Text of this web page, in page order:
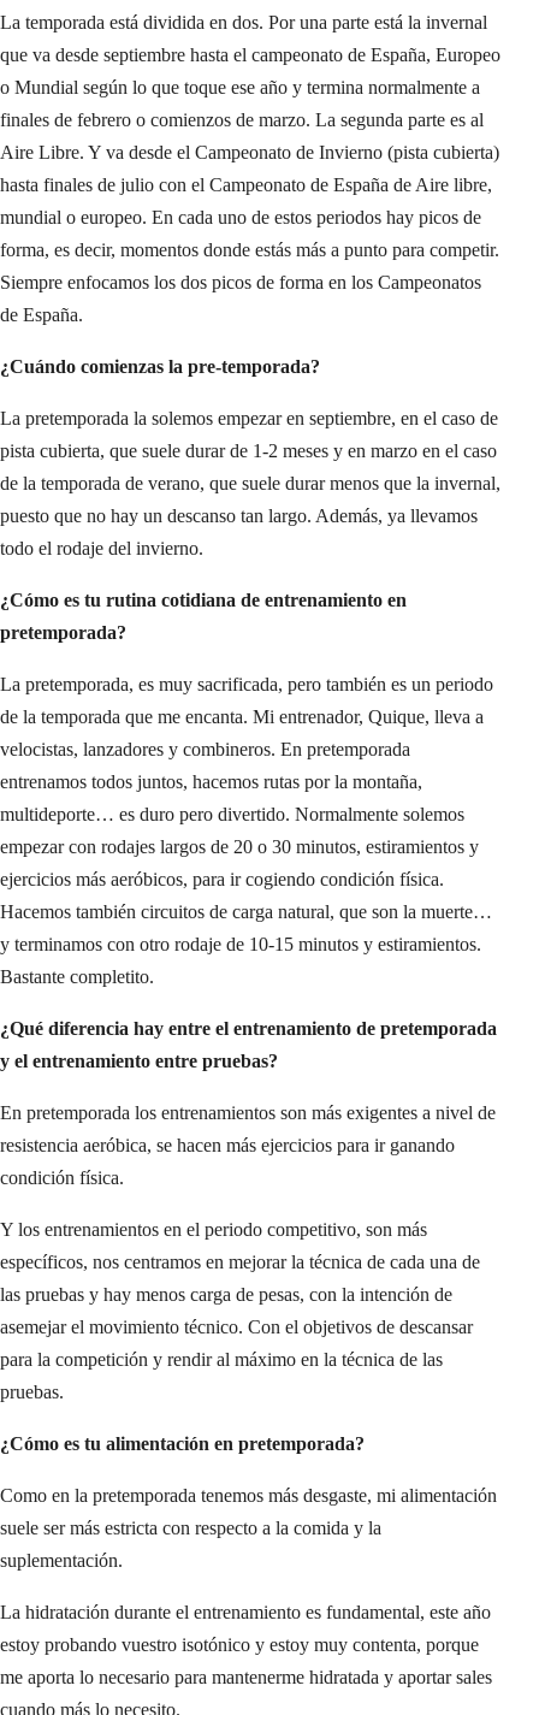
La temporada está dividida en dos. Por una parte está la invernal
que va desde septiembre hasta el campeonato de España, Europeo
o Mundial según lo que toque ese año y termina normalmente a
finales de febrero o comienzos de marzo. La segunda parte es al
Aire Libre. Y va desde el Campeonato de Invierno (pista cubierta)
hasta finales de julio con el Campeonato de España de Aire libre,
mundial o europeo. En cada uno de estos periodos hay picos de
forma, es decir, momentos donde estás más a punto para competir.
Siempre enfocamos los dos picos de forma en los Campeonatos
de España.
¿Cuándo comienzas la pre-temporada?
La pretemporada la solemos empezar en septiembre, en el caso de
pista cubierta, que suele durar de 1-2 meses y en marzo en el caso
de la temporada de verano, que suele durar menos que la invernal,
puesto que no hay un descanso tan largo. Además, ya llevamos
todo el rodaje del invierno.
¿Cómo es tu rutina cotidiana de entrenamiento en
pretemporada?
La pretemporada, es muy sacrificada, pero también es un periodo
de la temporada que me encanta. Mi entrenador, Quique, lleva a
velocistas, lanzadores y combineros. En pretemporada
entrenamos todos juntos, hacemos rutas por la montaña,
multideporte… es duro pero divertido. Normalmente solemos
empezar con rodajes largos de 20 o 30 minutos, estiramientos y
ejercicios más aeróbicos, para ir cogiendo condición física.
Hacemos también circuitos de carga natural, que son la muerte…
y terminamos con otro rodaje de 10-15 minutos y estiramientos.
Bastante completito.
¿Qué diferencia hay entre el entrenamiento de pretemporada
y el entrenamiento entre pruebas?
En pretemporada los entrenamientos son más exigentes a nivel de
resistencia aeróbica, se hacen más ejercicios para ir ganando
condición física.
Y los entrenamientos en el periodo competitivo, son más
específicos, nos centramos en mejorar la técnica de cada una de
las pruebas y hay menos carga de pesas, con la intención de
asemejar el movimiento técnico. Con el objetivos de descansar
para la competición y rendir al máximo en la técnica de las
pruebas.
¿Cómo es tu alimentación en pretemporada?
Como en la pretemporada tenemos más desgaste, mi alimentación
suele ser más estricta con respecto a la comida y la
suplementación.
La hidratación durante el entrenamiento es fundamental, este año
estoy probando vuestro isotónico y estoy muy contenta, porque
me aporta lo necesario para mantenerme hidratada y aportar sales
cuando más lo necesito.